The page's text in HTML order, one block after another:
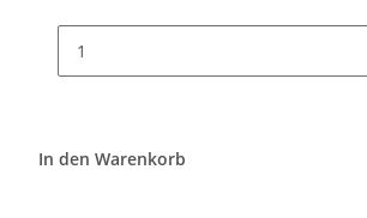
In den Warenkorb